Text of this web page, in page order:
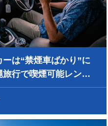
は“禁煙車ばかり”に
行で喫煙可能レンタ
えている理由